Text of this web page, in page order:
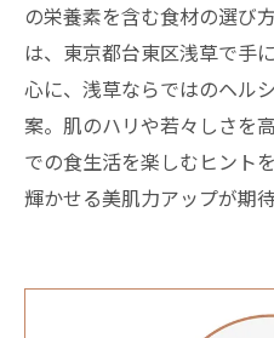
の栄養素を含む食材の選び
は、東京都台東区浅草で手
心に、浅草ならではのヘル
案。肌のハリや若々しさを
での食生活を楽しむヒント
輝かせる美肌力アップが期待